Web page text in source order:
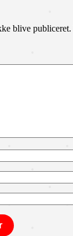
blive publiceret.